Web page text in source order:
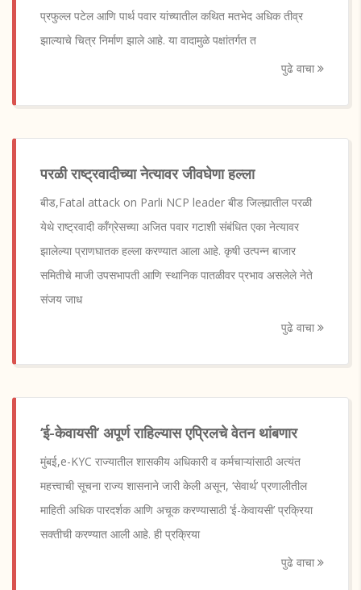
प्रफुल्ल पटेल आणि पार्थ पवार यांच्यातील कथित मतभेद अधिक तीव्र
झाल्याचे चित्र निर्माण झाले आहे. या वादामुळे पक्षांतर्गत त
पुढे वाचा
परळी राष्ट्रवादीच्या नेत्यावर जीवघेणा हल्ला
बीड,Fatal attack on Parli NCP leader बीड जिल्ह्यातील परळी
येथे राष्ट्रवादी काँग्रेसच्या अजित पवार गटाशी संबंधित एका नेत्यावर
झालेल्या प्राणघातक हल्ला करण्यात आला आहे. कृषी उत्पन्न बाजार
समितीचे माजी उपसभापती आणि स्थानिक पातळीवर प्रभाव असलेले नेते
संजय जाध
पुढे वाचा
‘ई-केवायसी’ अपूर्ण राहिल्यास एप्रिलचे वेतन थांबणार
मुंबई,e-KYC राज्यातील शासकीय अधिकारी व कर्मचाऱ्यांसाठी अत्यंत
महत्त्वाची सूचना राज्य शासनाने जारी केली असून, ‘सेवार्थ’ प्रणालीतील
माहिती अधिक पारदर्शक आणि अचूक करण्यासाठी ‘ई-केवायसी’ प्रक्रिया
सक्तीची करण्यात आली आहे. ही प्रक्रिया
पुढे वाचा